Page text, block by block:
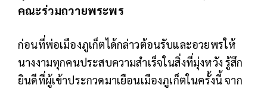
คณะร่วมถวายพระพร
ก่อนที่พ่อเมืองภูเก็ตได้กล่าวต้อนรับและอวยพรให้
นางงามทุกคนประสบความสำเร็จในสิ่งที่มุ่งหวัง รู้สึก
ยินดีที่ผู้เข้าประกวดมาเยือนเมืองภูเก็ตในครั้งนี้ จาก